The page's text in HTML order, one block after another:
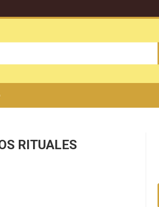
RITUALES